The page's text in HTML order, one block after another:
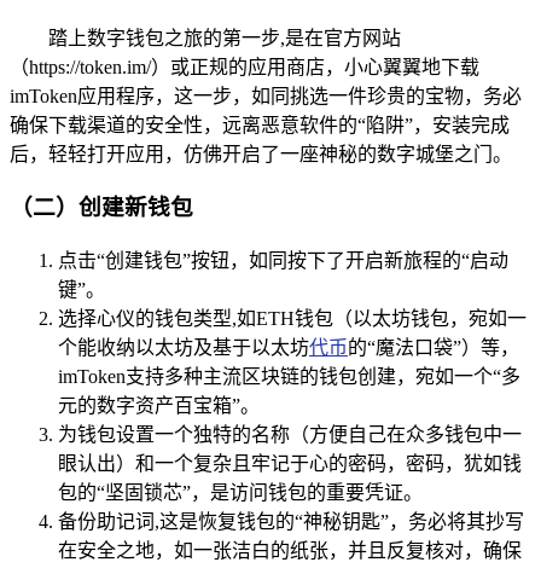
踏上数字钱包之旅的第一步,是在官方网站
（https://token.im/）或正规的应用商店，小心翼翼地下载
imToken应用程序，这一步，如同挑选一件珍贵的宝物，务必
确保下载渠道的安全性，远离恶意软件的“陷阱”，安装完成
后，轻轻打开应用，仿佛开启了一座神秘的数字城堡之门。
（二）创建新钱包
点击“创建钱包”按钮，如同按下了开启新旅程的“启动
键”。
选择心仪的钱包类型,如ETH钱包（以太坊钱包，宛如一
个能收纳以太坊及基于以太坊代币的“魔法口袋”）等，
imToken支持多种主流区块链的钱包创建，宛如一个“多
元的数字资产百宝箱”。
为钱包设置一个独特的名称（方便自己在众多钱包中一
眼认出）和一个复杂且牢记于心的密码，密码，犹如钱
包的“坚固锁芯”，是访问钱包的重要凭证。
备份助记词,这是恢复钱包的“神秘钥匙”，务必将其抄写
在安全之地，如一张洁白的纸张，并且反复核对，确保